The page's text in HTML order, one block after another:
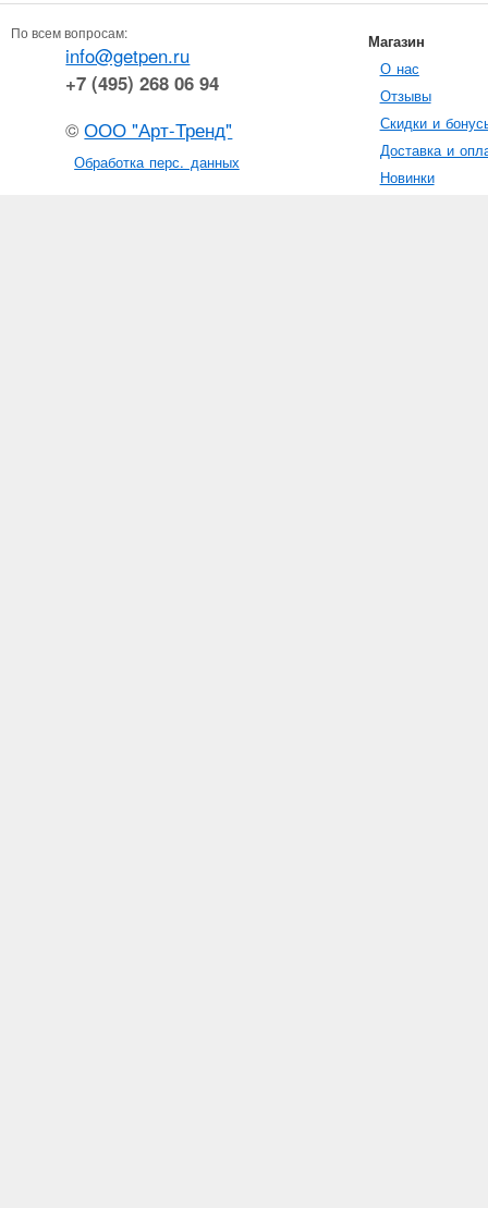
По всем вопросам:
info@getpen.ru
+7 (495) 268 06 94
©ООО "Арт-Тренд"
Обработка перс. данных
Магазин
О нас
Отзывы
Скидки и
Доставка и
Новинки